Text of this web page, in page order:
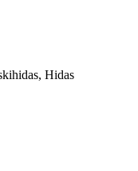
Hidas